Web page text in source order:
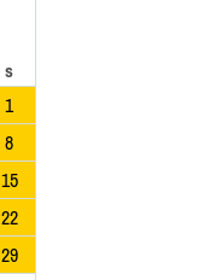
s
1
8
15
22
29